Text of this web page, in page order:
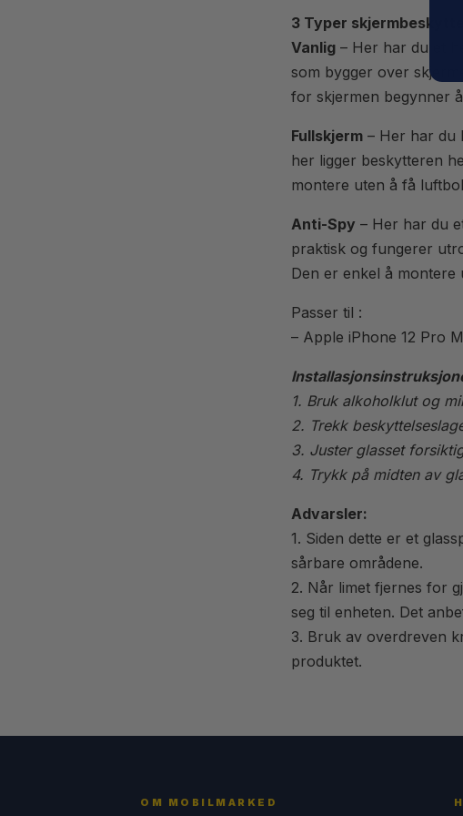
3 Typer
Vanlig – Her har du et
som bygger over
for skjermen begynner
Fullskjerm – Her har du
her ligger beskytteren
montere uten å få
Anti-Spy – Her har du
praktisk og fungerer
Den er enkel å montere
Passer til :
– Apple iPhone 12 Pro
1. Bruk alkoholklut og
2. Trekk
3. Juster glasset
4. Trykk på midten av
Advarsler:
1. Siden dette er et
sårbare områdene.
2. Når limet fjernes for
seg til enheten. Det
3. Bruk av overdreven
produktet.
OM MOBILMARKED